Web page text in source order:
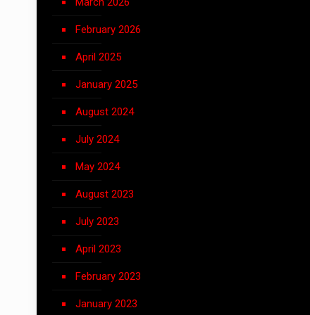
February 2026
April 2025
January 2025
August 2024
July 2024
May 2024
August 2023
July 2023
April 2023
February 2023
January 2023